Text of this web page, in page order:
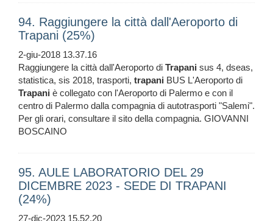
94. Raggiungere la città dall'Aeroporto di
Trapani (25%)
2-giu-2018 13.37.16
Raggiungere la città dall'Aeroporto di Trapani sus 4, dseas,
statistica, sis 2018, trasporti, trapani BUS L'Aeroporto di
Trapani è collegato con l'Aeroporto di Palermo e con il
centro di Palermo dalla compagnia di autotrasporti "Salemi".
Per gli orari, consultare il sito della compagnia. GIOVANNI
BOSCAINO
95. AULE LABORATORIO DEL 29
DICEMBRE 2023 - SEDE DI TRAPANI
(24%)
27-dic-2023 15.52.20